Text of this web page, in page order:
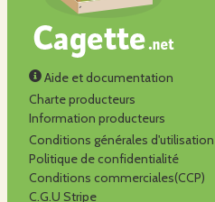
Aide et documentation
Charte producteurs
Information producteurs
Conditions générales d'utilisation
Politique de confidentialité
Conditions commerciales(CCP)
C.G.U Stripe